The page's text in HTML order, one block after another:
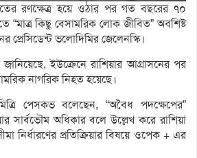
রণক্ষেত্র হয়ে ওঠার পর গত বছরের ৭০
“মাত্র কিছু বেসামরিক লোক জীবিত” অবশিষ্ট
প্রেসিডেন্ট ভলোদিমির জেলেনস্কি।
ইউক্রেনে রাশিয়ার আগ্রাসনের পর
নাগরিক নিহত হয়েছে।
পেসকভ বলেছেন, “অবৈধ পদক্ষেপের”
সার্বভৌম অধিকার বলে উল্লেখ করে রাশিয়া
নির্ধারণের প্রতিক্রিয়ার বিষয়ে ওপেক + এর